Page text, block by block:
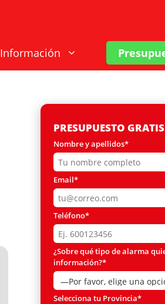
Información
PRESUPUESTO GRATIS
Nombre y apellidos*
Email*
Teléfono*
¿Sobre qué tipo de alarma
información?*
Selecciona tu Provincia*